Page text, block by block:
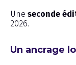
Une seconde
2026.
Un ancrage